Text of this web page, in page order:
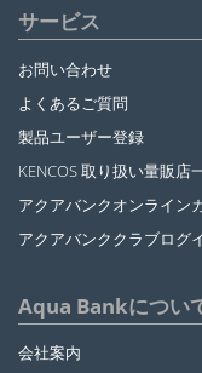
サービス
お問い合わせ
よくあるご質問
製品ユーザー登録
KENCOS 取り扱い量販店
アクアバンクオンライン
アクアバンククラブログ
Aqua Bankについ
会社案内